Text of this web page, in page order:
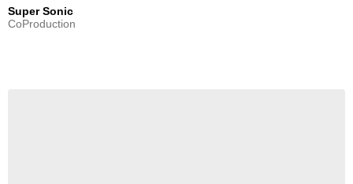
Super Sonic
CoProduction